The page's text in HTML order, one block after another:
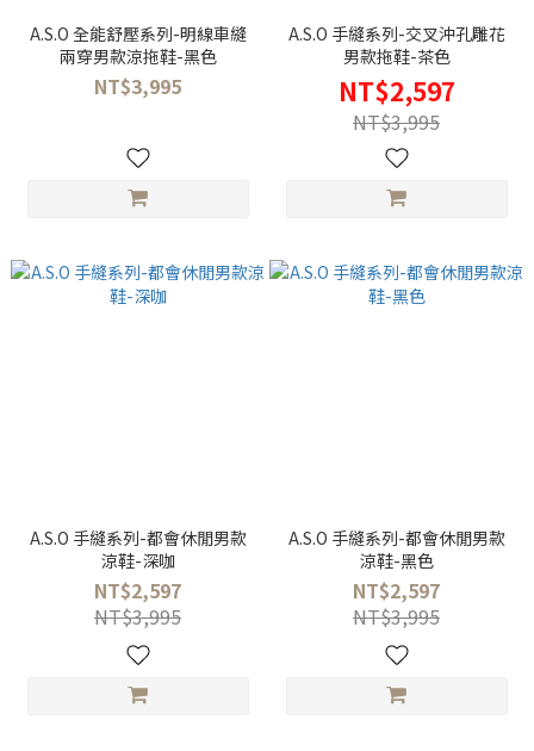
A.S.O 全能舒壓系列-明線車縫
兩穿男款涼拖鞋-黑色
NT$3,995
A.S.O 手縫系列-交叉沖孔雕花
男款拖鞋-茶色
NT$2,597
NT$3,995
A.S.O 手縫系列-都會休閒男款
涼鞋-深咖
NT$2,597
NT$3,995
A.S.O 手縫系列-都會休閒男款
涼鞋-黑色
NT$2,597
NT$3,995